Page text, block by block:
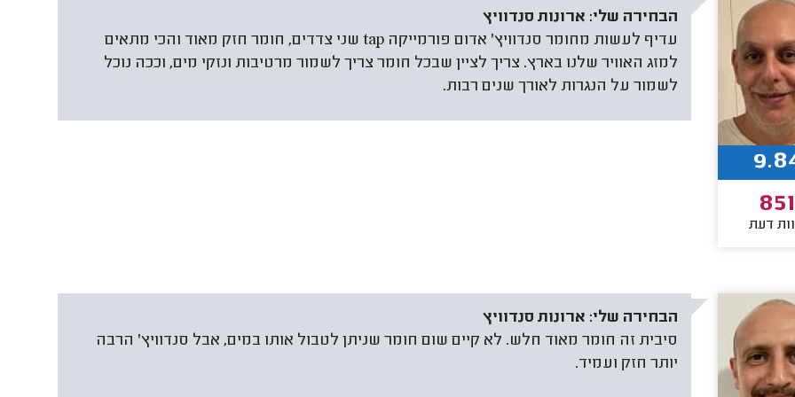
הבחירה שלי: ארונות סנדוויץ
עדיף לעשות מחומר סנדוויץ' אדום פורמייקה tap שני צדדים, חומר חזק מאוד והכי מתאים
למזג האוויר שלנו בארץ. צריך לציין שבכל חומר צריך לשמור מרטיבות ונזקי מים, וככה נוכל
לשמור על הנגרות לאורך שנים רבות.
851
דעת
הבחירה שלי: ארונות סנדוויץ
סיבית זה חומר מאוד חלש. לא קיים שום חומר שניתן ‏לטבול אותו במים, אבל סנדוויץ' הרבה
יותר חזק ועמיד.